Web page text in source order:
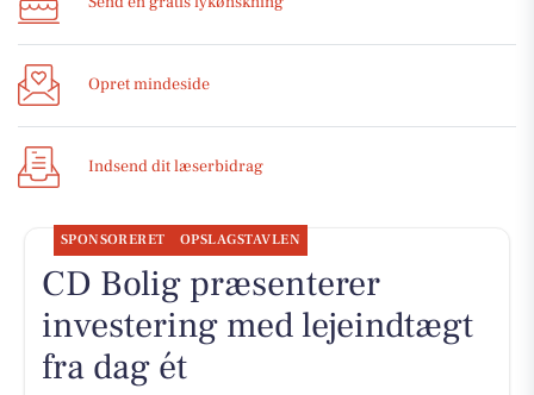
Opret mindeside
Indsend dit læserbidrag
SPONSORERET OPSLAGSTAVLEN
CD Bolig præsenterer
investering med lejeindtægt
fra dag ét